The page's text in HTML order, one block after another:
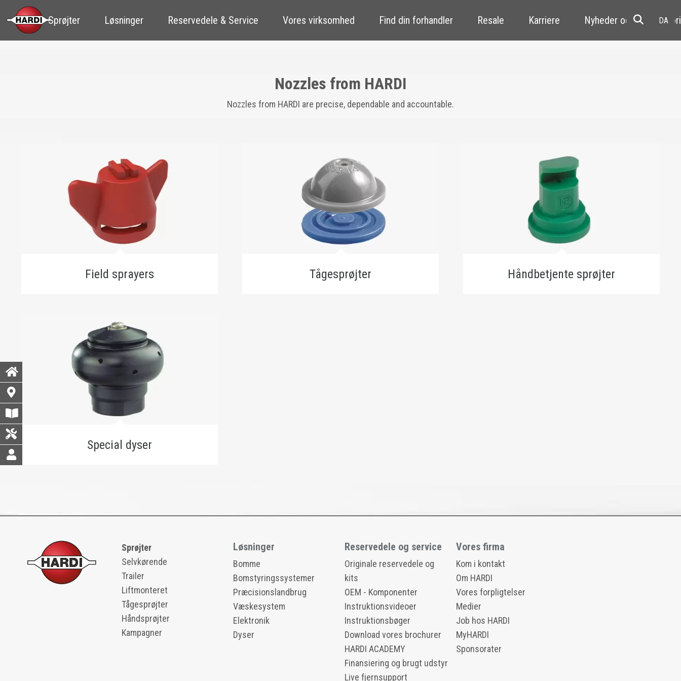
Sprøjter Løsninger Reservedele & Service Vores virksomhed Find din forhandler Resale Karriere Nyheder og
Nozzles from HARDI
Nozzles from HARDI are precise, dependable and accountable.
Field sprayers Tågesprøjter Håndbetjente sprøjter
Special dyser
Sprøjter
Selvkørende
Trailer
Liftmonteret
Tågesprøjter
Håndsprøjter
Kampagner
Løsninger
Bomme
Bomstyringssystemer
Præcisionslandbrug
Væskesystem
Elektronik
Dyser
Reservedele og service
Originale reservedele og
kits
OEM - Komponenter
Instruktionsvideoer
Instruktionsbøger
Download vores brochurer
HARDI ACADEMY
Finansiering og brugt udstyr
Live fjernsupport
Vores firma
Kom i kontakt
Om HARDI
Vores forpligtelser
Medier
Job hos HARDI
MyHARDI
Sponsorater